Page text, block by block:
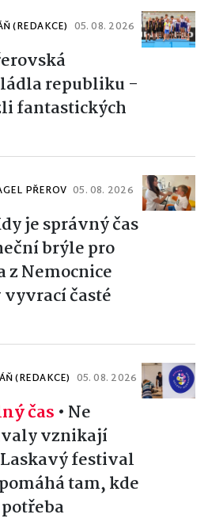
(REDAKCE) 05. 08. 2026
republiku -
fantastických
PŘEROV 05. 08. 2026
je správný čas
brýle pro
z Nemocnice
vyvrací časté
(REDAKCE) 05. 08. 2026
čas • Ne
vznikají
festival
tam, kde